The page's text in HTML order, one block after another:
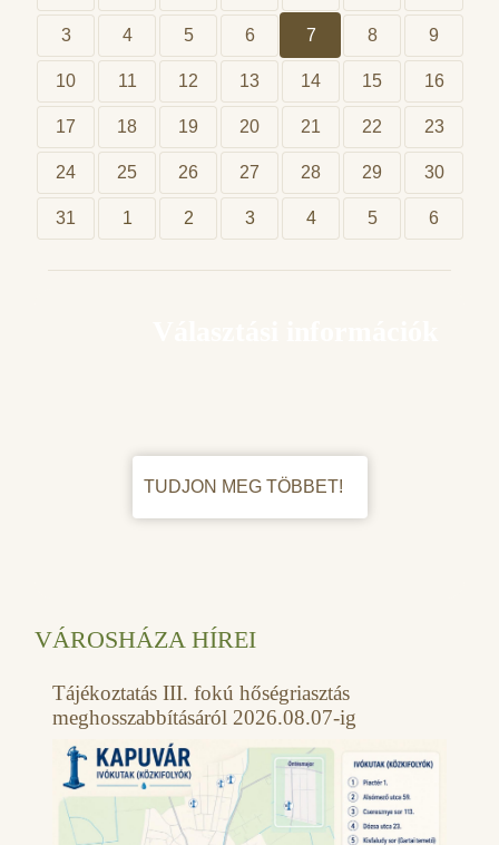
3 4 5 6 7 8 9
10 11 12 13 14 15 16
17 18 19 20 21 22 23
24 25 26 27 28 29 30
31 1 2 3 4 5 6
TUDJON MEG TÖBBET!
VÁROSHÁZA HÍREI
Tájékoztatás III. fokú hőségriasztás
meghosszabbításáról 2026.08.07-ig